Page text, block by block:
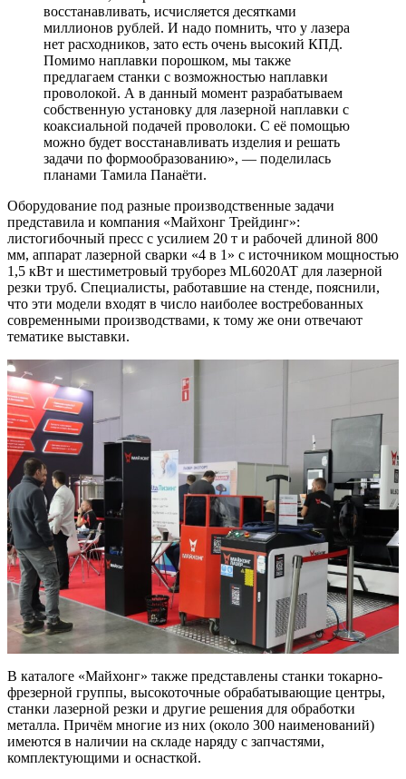
восстанавливать, исчисляется десятками
миллионов рублей. И надо помнить, что у лазера
нет расходников, зато есть очень высокий КПД.
Помимо наплавки порошком, мы также
предлагаем станки с возможностью наплавки
проволокой. А в данный момент разрабатываем
собственную установку для лазерной наплавки с
коаксиальной подачей проволоки. С её помощью
можно будет восстанавливать изделия и решать
задачи по формообразованию», — поделилась
планами Тамила Панаёти.
Оборудование под разные производственные задачи
представила и компания «Майхонг Трейдинг»:
листогибочный пресс с усилием 20 т и рабочей длиной 800
мм, аппарат лазерной сварки «4 в 1» с источником мощностью
1,5 кВт и шестиметровый труборез ML6020AT для лазерной
резки труб. Специалисты, работавшие на стенде, пояснили,
что эти модели входят в число наиболее востребованных
современными производствами, к тому же они отвечают
тематике выставки.
В каталоге «Майхонг» также представлены станки токарно-
фрезерной группы, высокоточные обрабатывающие центры,
станки лазерной резки и другие решения для обработки
металла. Причём многие из них (около 300 наименований)
имеются в наличии на складе наряду с запчастями,
комплектующими и оснасткой.